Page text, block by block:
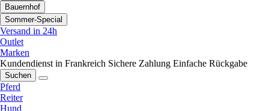
Bauernhof
Sommer-Special
Versand in 24h
Outlet
Marken
Kundendienst in Frankreich Sichere Zahlung Einfache Rückgabe
Suchen
Pferd
Reiter
Hund